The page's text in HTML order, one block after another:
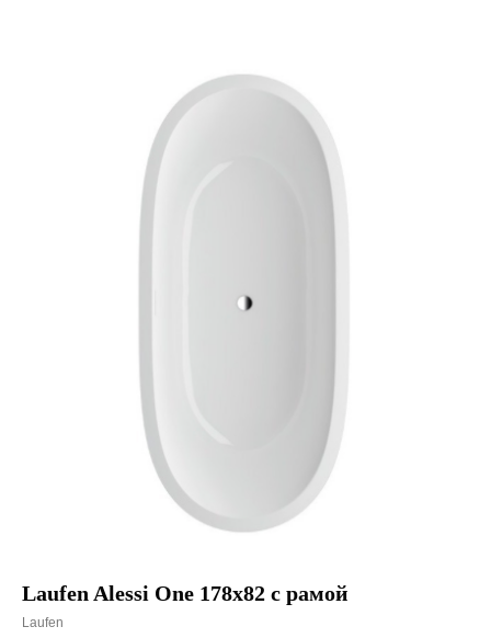
Laufen Alessi One 178х82 с рамой
Laufen